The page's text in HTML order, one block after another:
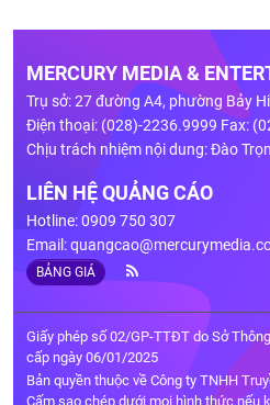
MERCURY MEDIA &
Trụ sở: 27 đường A4, phường Bảy
Điện thoại: (028)-2236.9999 Fax:
Chịu trách nhiệm nội dung: Đào
LIÊN HỆ QUẢNG CÁO
Hotline: 0909 750 307
Email:
BẢNG GIÁ
Giấy phép số 02/GP-TTĐT do Sở
cấp ngày 06/01/2025
Bản quyền thuộc về Công ty TNHH
Cấm sao chép dưới mọi hình thức nếu